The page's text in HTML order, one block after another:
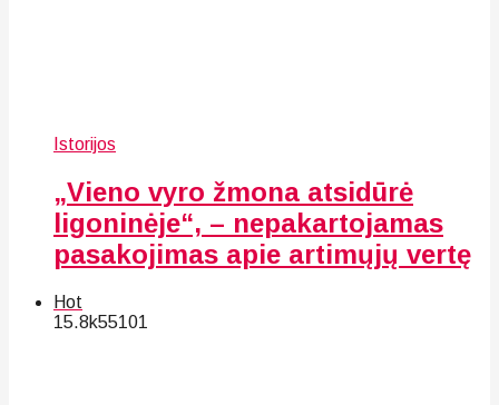
Istorijos
„Vieno vyro žmona atsidūrė
ligoninėje“, – nepakartojamas
pasakojimas apie artimųjų vertę
Hot
15.8k55101